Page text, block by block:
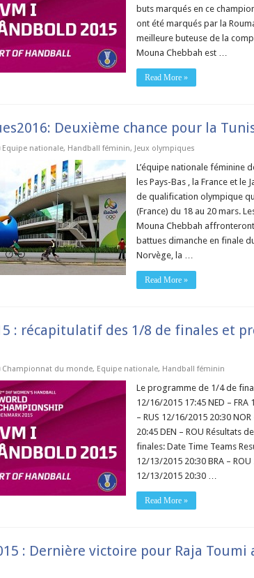
buts marqués en ce
ont été marqués par la
meilleure buteuse de la
Mouna Chebbah est …
Read More »
Deuxième chance pour la
Equipe nationale, Handball féminin, Jeux olympiques
L’équipe nationale féminine
les Pays-Bas , la France et le
de qualification olympique
(France) du 18 au 20 mars.
Mouna Chebbah
battues dimanche en finale
Norvège, la …
Read More »
: récapitulatif des 1/8 de finales et
Championnat du monde, Equipe nationale, Handball féminin
Le programme de 1/4 de
12/16/2015 17:45 NED – FRA
– RUS 12/16/2015 20:30
20:45 DEN – ROU Résultats
finales: Date Time Teams
12/13/2015 20:30 BRA – ROU
12/13/2015 20:30 …
Read More »
: Dernière victoire pour Raja Toumi